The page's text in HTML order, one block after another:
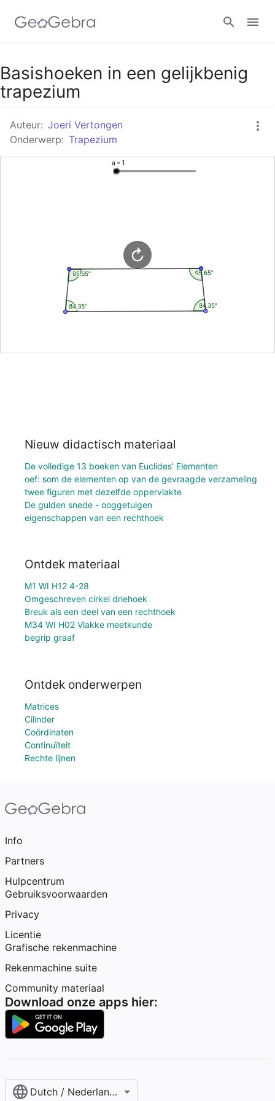
Google Classroom
Aanmelden
Basishoeken in een gelijkbenig
trapezium
Auteur: Joeri Vertongen
Onderwerp: Trapezium
Nieuw didactisch materiaal
De volledige 13 boeken van Euclides' Elementen
oef: som de elementen op van de gevraagde verzameling
twee figuren met dezelfde oppervlakte
De gulden snede - ooggetuigen
eigenschappen van een rechthoek
Ontdek materiaal
M1 WI H12 4-28
Omgeschreven cirkel driehoek
Breuk als een deel van een rechthoek
M34 WI H02 Vlakke meetkunde
begrip graaf
Ontdek onderwerpen
Matrices
Cilinder
Coördinaten
Continuïteit
Rechte lijnen
Info
Partners
Hulpcentrum
Gebruiksvoorwaarden
Privacy
Licentie
Grafische rekenmachine
Rekenmachine suite
Community materiaal
Download onze apps hier:
Dutch / Nederlands‎ (België)‎